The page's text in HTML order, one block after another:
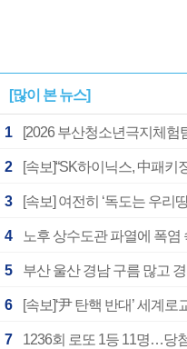
[많이 본 뉴스]
1
2 [속보]“SK하이닉스, 中패
3
4 노후 상수도관 파열에 폭염
5
6 [속보]‘尹 탄핵 반대’ 세계
7 1236회 로또 1등 11명…당